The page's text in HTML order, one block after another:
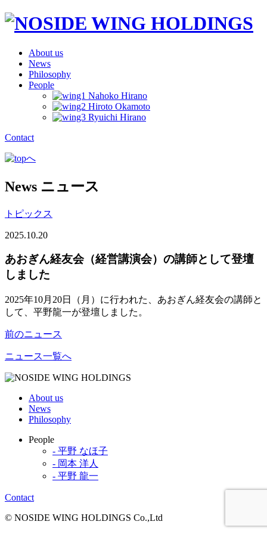
About us
News
Philosophy
People
Contact
News ニュース
トピックス
2025.10.20
あおぎん経友会（経営講演会）の講師として登壇
しました
2025年10月20日（月）に行われた、あおぎん経友会の講師と
して、平野龍一が登壇しました。
前のニュース
ニュース一覧へ
About us
News
Philosophy
People
- 平野 なほ子
- 岡本 洋人
- 平野 龍一
Contact
© NOSIDE WING HOLDINGS Co.,Ltd